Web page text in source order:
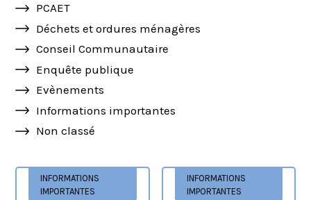
PCAET
Déchets et ordures ménagères
Conseil Communautaire
Enquête publique
Evènements
Informations importantes
Non classé
INFORMATIONS
IMPORTANTES
INFORMATIONS
IMPORTANTES